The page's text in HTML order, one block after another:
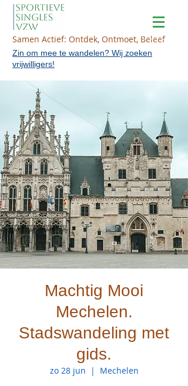
Samen Actief: Ontdek, Ontmoet, Beleef
Zin om mee te wandelen? Wij zoeken
vrijwilligers!
Machtig Mooi
Mechelen.
Stadswandeling met
gids.
zo 28 jun
  |
Mechelen